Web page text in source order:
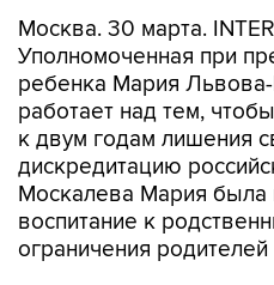
Москва. 30 марта.
Уполномоченная при
ребенка Мария
работает над тем,
к двум годам лишения
дискредитацию
Москалева Мария была
воспитание к
ограничения